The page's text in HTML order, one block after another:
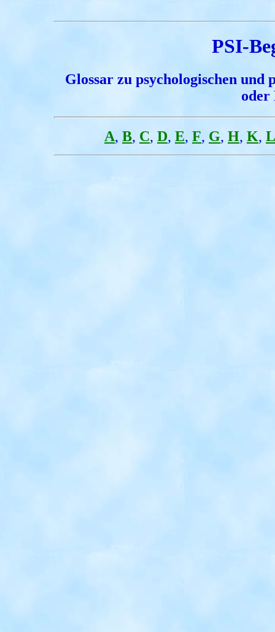
PSI-
Glossar zu psychologischen und
oder
A, B, C, D, E, F, G, H, K, L